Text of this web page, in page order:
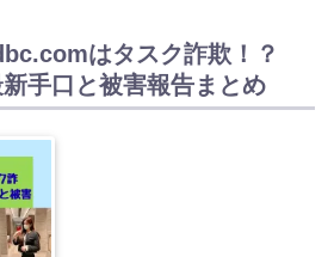
はタスク詐欺！？
手口と被害報告まとめ